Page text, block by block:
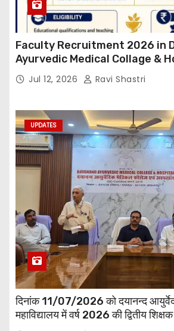
Faculty Recruitment 2026 in
Ayurvedic Medical Collage &
Road ,Siwan
Jul 12, 2026 Ravi Shastri
UPDATES
दिनांक 11/07/2026 को दयानन्द आयुर्वेद
महाविद्यालय में वर्ष 2026 की द्वितीय